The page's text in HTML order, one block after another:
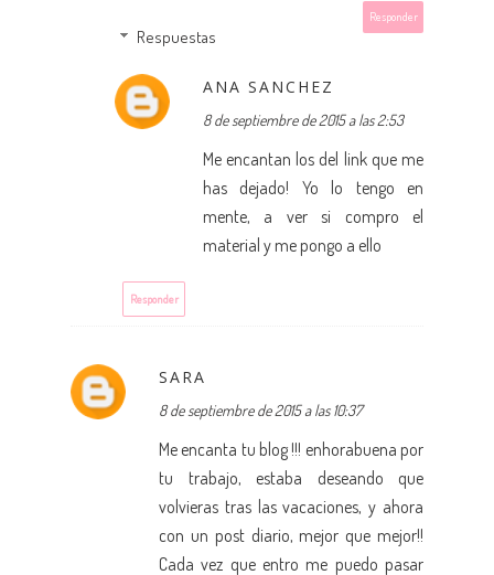
Responder
Respuestas
ANA SANCHEZ
8 de septiembre de 2015 a las 2:53
Me encantan los del link que me
has dejado! Yo lo tengo en
mente, a ver si compro el
material y me pongo a ello
Responder
SARA
8 de septiembre de 2015 a las 10:37
Me encanta tu blog !!! enhorabuena por
tu trabajo, estaba deseando que
volvieras tras las vacaciones, y ahora
con un post diario, mejor que mejor!!
Cada vez que entro me puedo pasar